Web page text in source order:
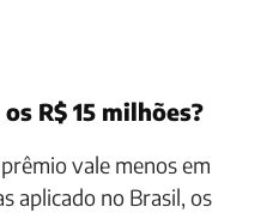
R$ 15 milhões?
vale menos em
aplicado no Brasil, os